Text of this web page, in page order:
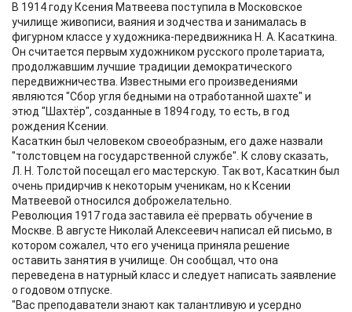
В 1914 году Ксения Матвеева поступила в Московское
училище живописи, ваяния и зодчества и занималась в
фигурном классе у художника-передвижника Н. А. Касаткина.
Он считается первым художником русского пролетариата,
продолжавшим лучшие традиции демократического
передвижничества. Известными его произведениями
являются "Сбор угля бедными на отработанной шахте" и
этюд "Шахтёр", созданные в 1894 году, то есть, в год
рождения Ксении.
Касаткин был человеком своеобразным, его даже назвали
"толстовцем на государственной службе". К слову сказать,
Л. Н. Толстой посещал его мастерскую. Так вот, Касаткин был
очень придирчив к некоторым ученикам, но к Ксении
Матвеевой относился доброжелательно.
Революция 1917 года заставила её прервать обучение в
Москве. В августе Николай Алексеевич написал ей письмо, в
котором сожалел, что его ученица приняла решение
оставить занятия в училище. Он сообщал, что она
переведена в натурный класс и следует написать заявление
о годовом отпуске.
"Вас преподаватели знают как талантливую и усердно